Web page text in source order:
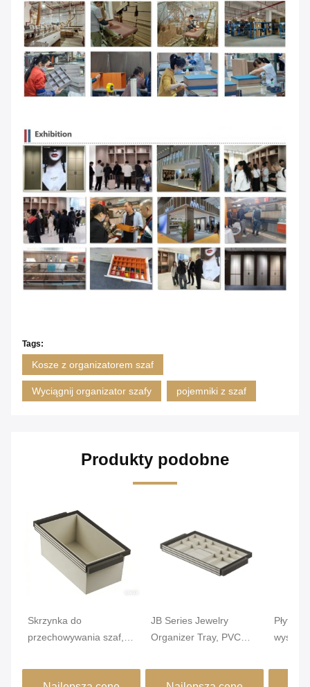
Tags:
Kosze z organizatorem szaf
Wyciągnij organizator szafy pojemniki z szaf
Produkty podobne
Skrzynka do
przechowywania szaf,
03.02.04.00048, Płytki
JB Series Jewelry
Organizer Tray, PVC
wkład z 16 przedziałami
Płytki
MDF i